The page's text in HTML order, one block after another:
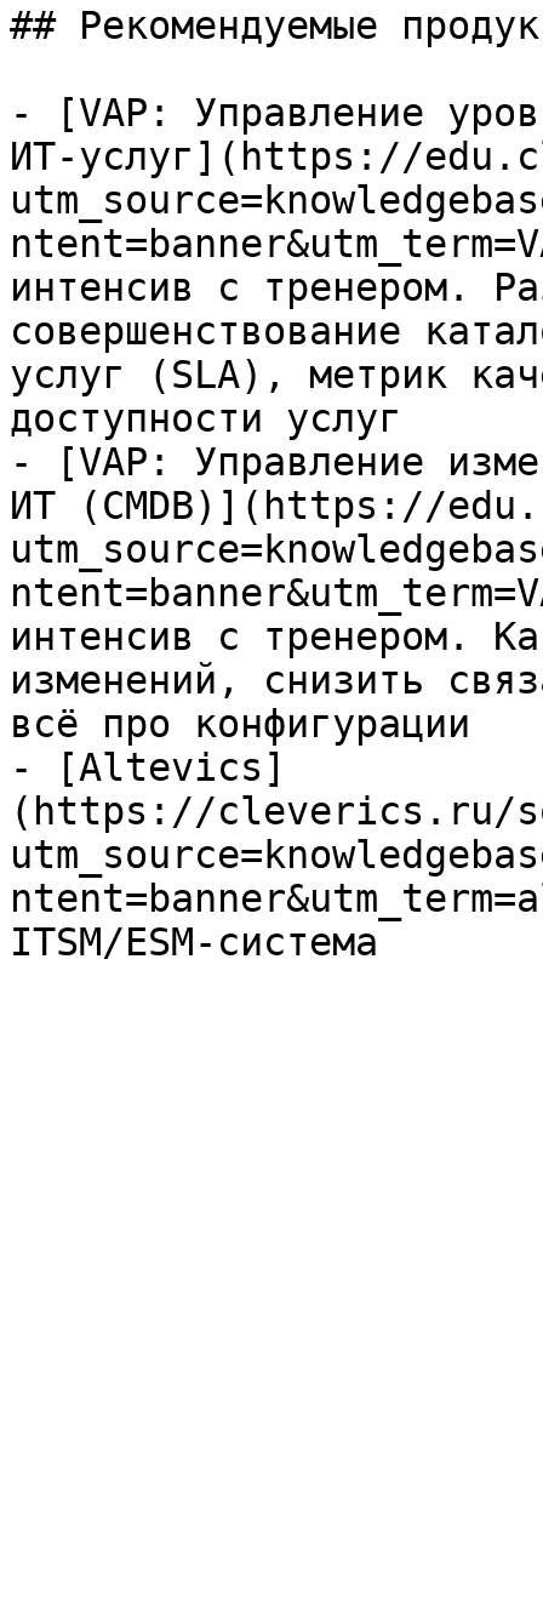
## Рекомендуемые
- [VAP: Управление
ИТ-услуг](https://
интенсив с тренером.
совершенствование
услуг (SLA), метрик
доступности услуг
- [VAP: Управление
ИТ (CMDB)](https://
интенсив с тренером.
изменений, снизить
всё про конфигурации
- [Altevics]
(https://cleverics.ru/
ITSM/ESM-система